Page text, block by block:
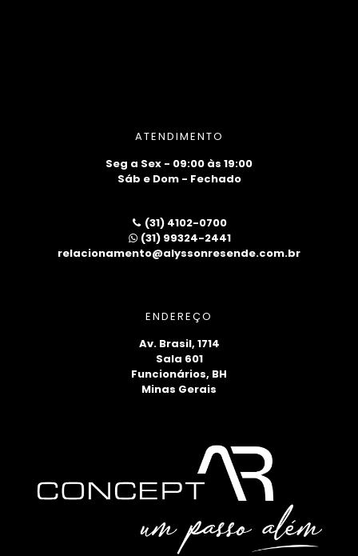
ATENDIMENTO
Seg a Sex - 09:00 às 19:00
Sáb e Dom - Fechado
(31) 4102-0700
(31) 99324-2441
relacionamento@alyssonresende.com.br
ENDEREÇO
Av. Brasil, 1714
Sala 601
Funcionários, BH
Minas Gerais